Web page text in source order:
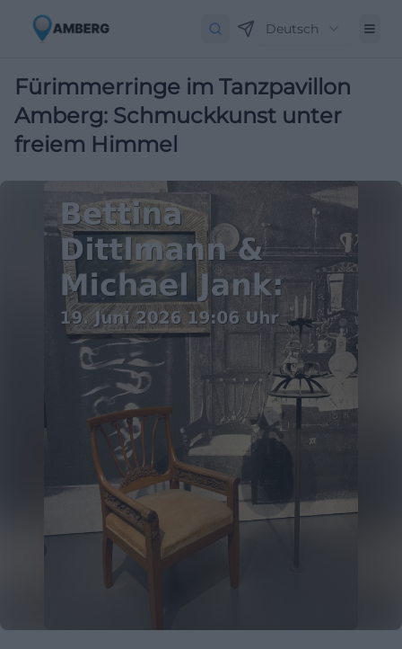
Deutsch
Fürimmerringe im Tanzpavillon
Amberg: Schmuckkunst unter
freiem Himmel